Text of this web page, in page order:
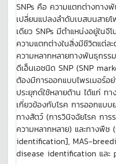
SNPs คือ ความแตกต่างทาง
เปลี่ยนแปลงลำดับเบสบนสาย
เดียว SNPs มีตำแหน่งอยู่ในจี
ความแตกต่างในสิ่งมีชีวิตแต่
ความหลากหลายทางพันธุกรร
ดีเอ็นเอชนิด SNP (SNP
ต้องมีการออกแบบไพรเมอร์อย่
ประยุกต์ใช้หลายด้าน ได้แก่ ท
เกี่ยวข้องกับโรค การออกแบ
ทางสัตว์ (การวินิจฉัยโรค การ
ความหลากหลาย) และทางพื
identification], MAS-
disease identification แล